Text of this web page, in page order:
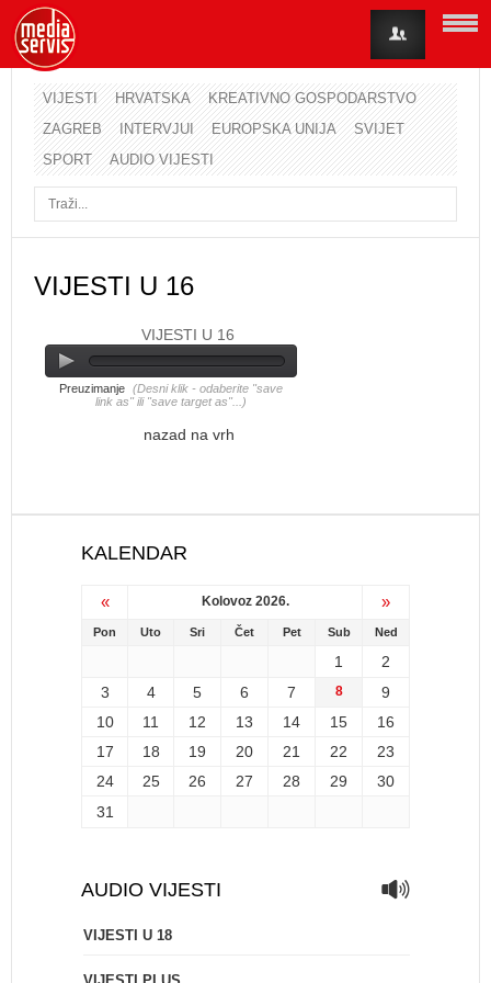
VIJESTI HRVATSKA
KREATIVNO GOSPODARSTVO
ZAGREB
INTERVJUI EUROPSKA UNIJA
SVIJET
SPORT
AUDIO VIJESTI
VIJESTI U 16
VIJESTI U 16
Preuzimanje (Desni klik - odaberite "save
link as" ili "save target as"...)
nazad na vrh
KALENDAR
« Kolovoz 2026. »
Pon Uto Sri Čet Pet Sub Ned
1
2
3
4 5 6 7 8
9
10
11 12 13 14 15
16
17
18 19 20 21 22
23
24
25 26 27 28 29
30
31
AUDIO VIJESTI
VIJESTI U 18
Korisničko ime
Lozinka
Zaboravili ste lozinku?